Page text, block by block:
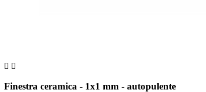
 
Finestra ceramica - 1x1 mm - autopulente